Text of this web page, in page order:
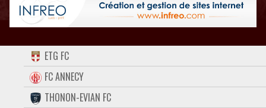
ACCUEIL
FORUM
CONTACT
ETG FC
FC ANNECY
THONON-EVIAN FC